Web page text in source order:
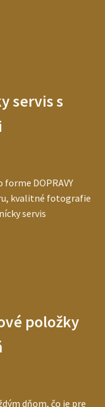
servis s
DOPRAVY
kvalitné fotografie
servis
položky
dňom, čo je pre